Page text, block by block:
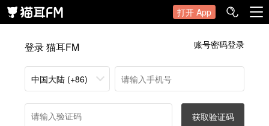
打开 App
登录 猫耳FM 账号密码登录
中国大陆 (+86)
获取验证码